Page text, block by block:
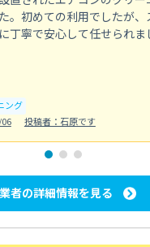
。初めての利用でしたが、
丁寧で安心して任せられま
ング
投稿者：石原です
者の詳細情報を見る